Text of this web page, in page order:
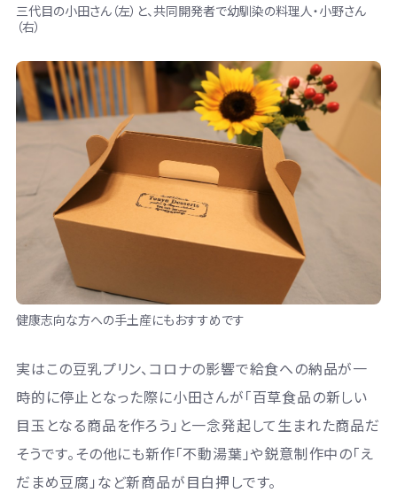
三代目の小田さん（左）と、共同開発者で幼馴染の料理人・小野さん
（右）
健康志向な方への手土産にもおすすめです
実はこの豆乳プリン、コロナの影響で給食への納品が一
時的に停止となった際に小田さんが「百草食品の新しい
目玉となる商品を作ろう」と一念発起して生まれた商品だ
そうです。その他にも新作「不動湯葉」や鋭意制作中の「え
だまめ豆腐」など新商品が目白押しです。